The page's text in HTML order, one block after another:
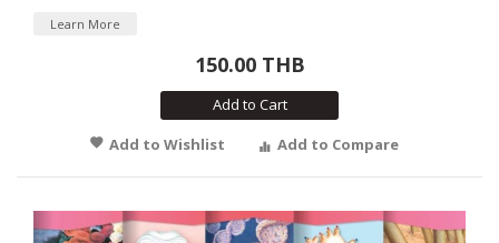
Learn More
150.00 THB
Add to Cart
Add to Wishlist
Add to Compare